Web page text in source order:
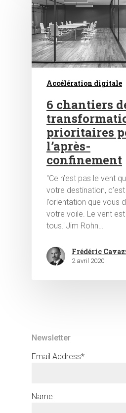
Accélération digitale
6 chantiers
prioritaires
l’après-
confinement
"Ce n’est pas le vent
votre destination, c’est
l’orientation que vous
votre voile. Le vent
tous."Jim Rohn…
Frédéric
2 avril 2020
Newsletter
Email Address*
Name